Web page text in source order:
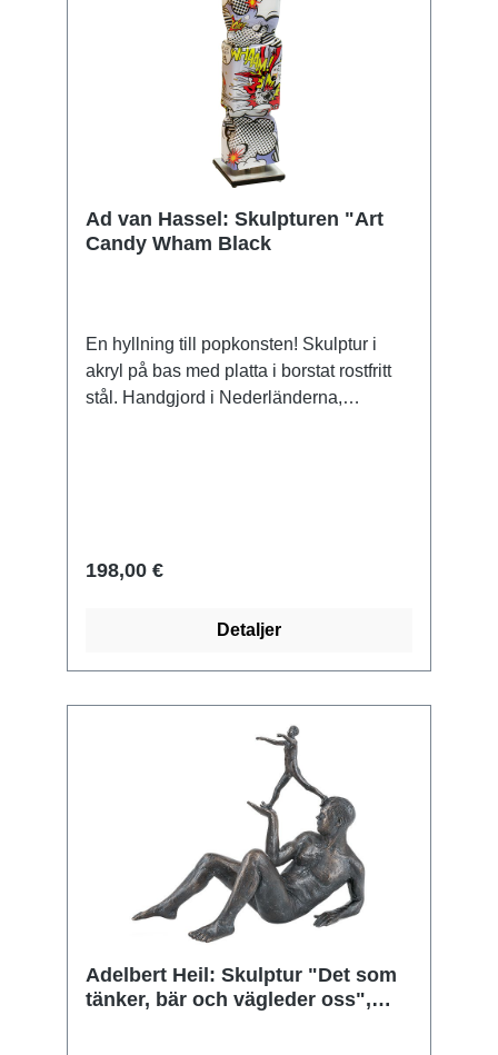
Ad van Hassel: Skulpturen "Art
Candy Wham Black
En hyllning till popkonsten! Skulptur i
akryl på bas med platta i borstat rostfritt
stål. Handgjord i Nederländerna,
198,00 €
Detaljer
Adelbert Heil: Skulptur "Det som
tänker, bär och vägleder oss",